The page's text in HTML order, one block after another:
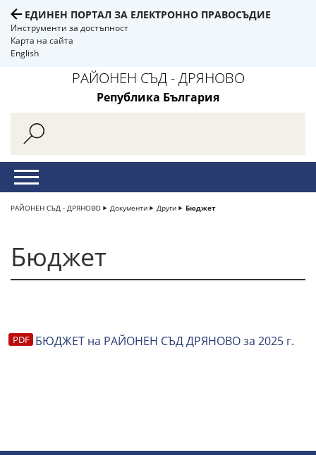
ЕДИНЕН ПОРТАЛ ЗА ЕЛЕКТРОННО ПРАВОСЪДИЕ
Инструменти за достъпност
Карта на сайта
English
РАЙОНЕН СЪД - ДРЯНОВО
Република България
РАЙОНЕН СЪД - ДРЯНОВО Документи Други Бюджет
Бюджет
БЮДЖЕТ на РАЙОНЕН СЪД ДРЯНОВО за 2025 г.